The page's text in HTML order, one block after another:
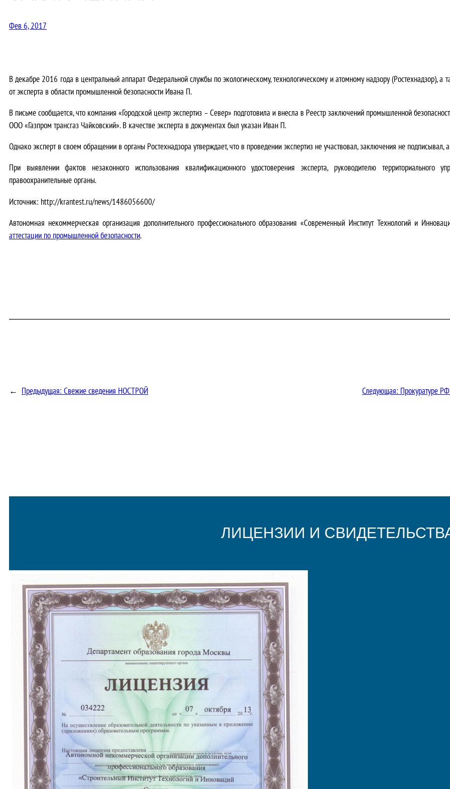
Фев 6, 2017
В декабре 2016 года в центральный аппарат Федеральной службы по экологическому, технологическому и атомному надзору (Ростехнадзор), а
от эксперта в области промышленной безопасности Ивана П.
В письме сообщается, что компания «Городской центр экспертиз – Север» подготовила и внесла в Реестр заключений промышленной
ООО «Газпром трансгаз Чайковский». В качестве эксперта в документах был указан Иван П.
Однако эксперт в своем обращении в органы Ростехнадзора утверждает, что в проведении экспертиз не участвовал, заключения не подписывал,
При выявлении фактов незаконного использования квалификационного удостоверения эксперта, руководителю
правоохранительные органы.
Источник: http://krantest.ru/news/1486056600/
Автономная некоммерческая организация дополнительного профессионального образования «Современный Институт Технологий и
аттестации по промышленной безопасности.
← Предыдущая: Свежие сведения НОСТРОЙ Следующая: Прокуратуре
ЛИЦЕНЗИИ И